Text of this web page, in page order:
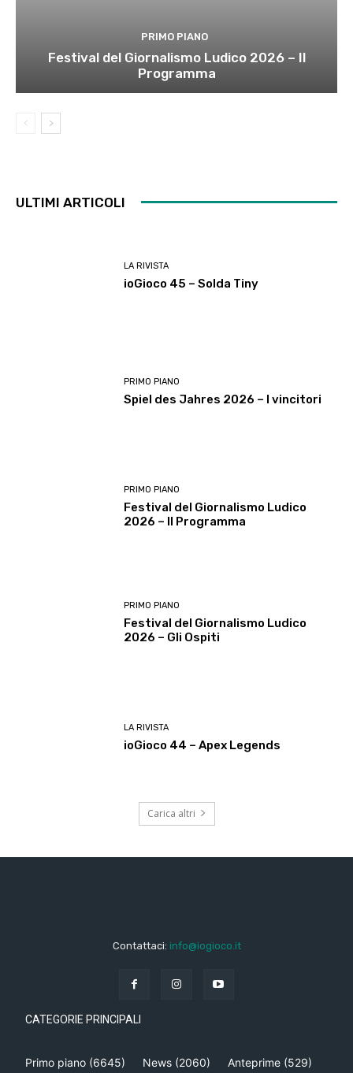
PRIMO PIANO
Festival del Giornalismo Ludico 2026 – Il
Programma
ULTIMI ARTICOLI
LA RIVISTA
ioGioco 45 – Solda Tiny
PRIMO PIANO
Spiel des Jahres 2026 – I vincitori
PRIMO PIANO
Festival del Giornalismo Ludico
2026 – Il Programma
PRIMO PIANO
Festival del Giornalismo Ludico
2026 – Gli Ospiti
LA RIVISTA
ioGioco 44 – Apex Legends
Carica altri
Contattaci: info@iogioco.it
CATEGORIE PRINCIPALI
Primo piano (6645) News (2060) Anteprime (529)